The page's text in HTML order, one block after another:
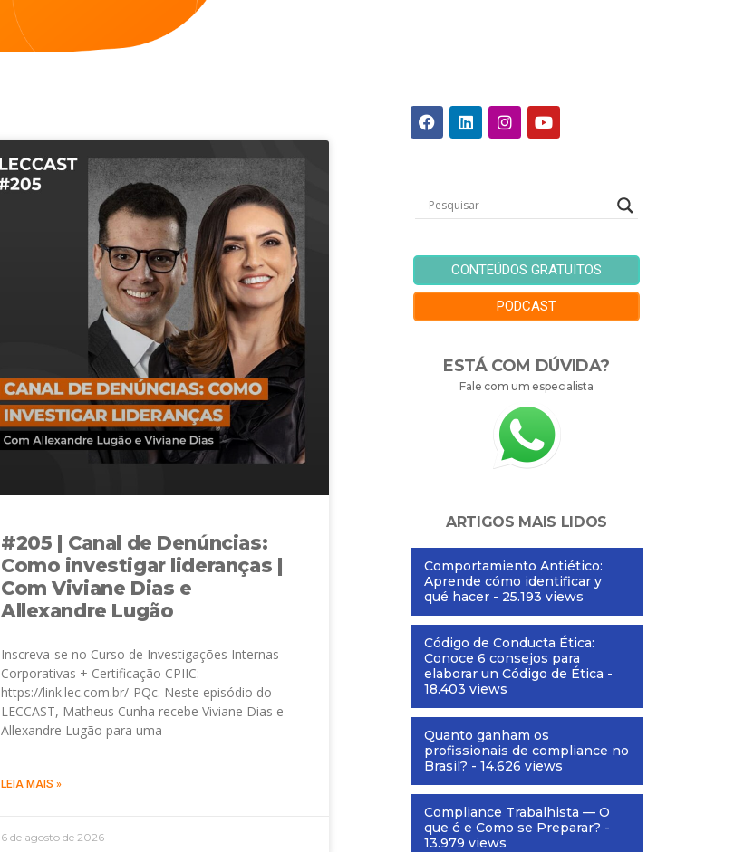
#205 | Canal de Denúncias:
Como investigar lideranças |
Com Viviane Dias e
Allexandre Lugão
Inscreva-se no Curso de Investigações Internas
Corporativas + Certificação CPIIC:
https://link.lec.com.br/-PQc. Neste episódio do
LECCAST, Matheus Cunha recebe Viviane Dias e
Allexandre Lugão para uma
LEIA MAIS »
6 de agosto de 2026
CONTEÚDOS GRATUITOS
PODCAST
ESTÁ COM DÚVIDA?
Fale com um especialista
ARTIGOS MAIS LIDOS
Comportamiento Antiético:
Aprende cómo identificar y
qué hacer - 25.193 views
Código de Conducta Ética:
Conoce 6 consejos para
elaborar un Código de Ética -
18.403 views
Quanto ganham os
profissionais de compliance no
Brasil? - 14.626 views
Compliance Trabalhista — O
que é e Como se Preparar? -
13.979 views